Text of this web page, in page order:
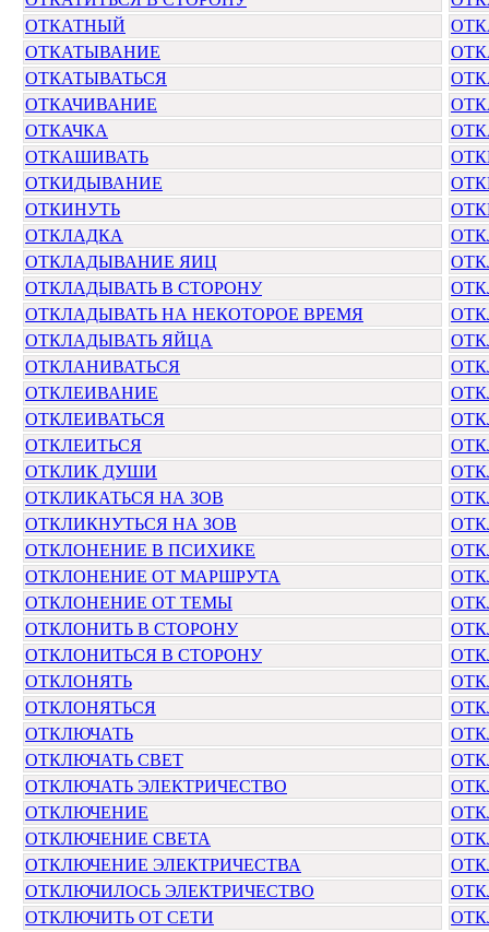
ОТКАТНЫЙ
ОТКАТЫВАНИЕ
ОТКАТЫВАТЬСЯ
ОТКАЧИВАНИЕ
ОТКАЧКА
ОТКАШИВАТЬ
ОТКИДЫВАНИЕ
ОТКИНУТЬ
ОТКЛАДКА
ОТКЛАДЫВАНИЕ ЯИЦ
ОТКЛАДЫВАТЬ В СТОРОНУ
ОТКЛАДЫВАТЬ НА НЕКОТОРОЕ ВРЕМЯ
ОТКЛАДЫВАТЬ ЯЙЦА
ОТКЛАНИВАТЬСЯ
ОТКЛЕИВАНИЕ
ОТКЛЕИВАТЬСЯ
ОТКЛЕИТЬСЯ
ОТКЛИК ДУШИ
ОТКЛИКАТЬСЯ НА ЗОВ
ОТКЛИКНУТЬСЯ НА ЗОВ
ОТКЛОНЕНИЕ В ПСИХИКЕ
ОТКЛОНЕНИЕ ОТ МАРШРУТА
ОТКЛОНЕНИЕ ОТ ТЕМЫ
ОТКЛОНИТЬ В СТОРОНУ
ОТКЛОНИТЬСЯ В СТОРОНУ
ОТКЛОНЯТЬ
ОТКЛОНЯТЬСЯ
ОТКЛЮЧАТЬ
ОТКЛЮЧАТЬ СВЕТ
ОТКЛЮЧАТЬ ЭЛЕКТРИЧЕСТВО
ОТКЛЮЧЕНИЕ
ОТКЛЮЧЕНИЕ СВЕТА
ОТКЛЮЧЕНИЕ ЭЛЕКТРИЧЕСТВА
ОТКЛЮЧИЛОСЬ ЭЛЕКТРИЧЕСТВО
ОТКЛЮЧИТЬ ОТ СЕТИ